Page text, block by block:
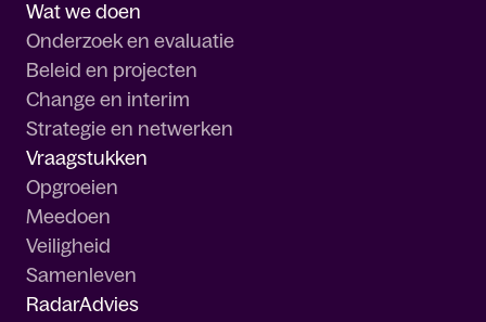
Wat we doen
Onderzoek en evaluatie
Beleid en projecten
Change en interim
Strategie en netwerken
Vraagstukken
Opgroeien
Meedoen
Veiligheid
Samenleven
RadarAdvies